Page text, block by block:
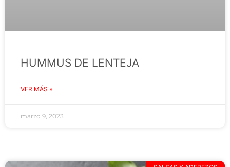
HUMMUS DE LENTEJA
VER MÁS »
marzo 9, 2023